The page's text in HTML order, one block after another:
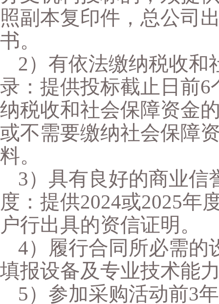
照副本复印件，总公司
书。
2）有依法缴纳税收和
录：提供投标截止日前
纳税收和社会保障资金
或不需要缴纳社会保障
料。
3）具有良好的商业信
度：提供2024或2025年
户行出具的资信证明。
4）履行合同所必需的
填报设备及专业技术能
5）参加采购活动前3